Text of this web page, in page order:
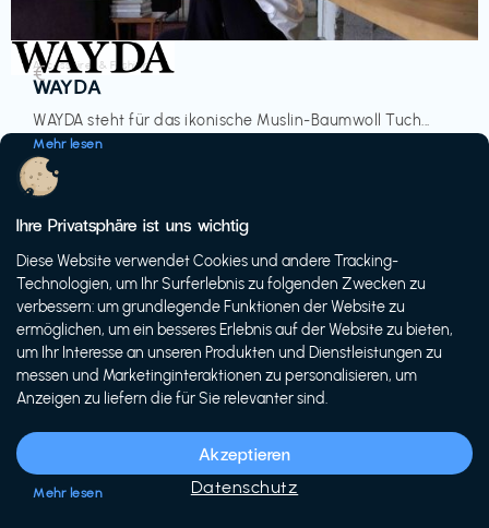
Accessoires & Fashion
WAYDA
WAYDA steht für das ikonische Muslin-Baumwoll Tuch...
Mehr lesen
€‎
-20%
Siech Cycles
Entdecke den Schweizer Brand für urbane Fahrräder...
Mehr lesen
Ihre Privatsphäre ist uns wichtig
Diese Website verwendet Cookies und andere Tracking-
Technologien, um Ihr Surferlebnis zu folgenden Zwecken zu
verbessern: um grundlegende Funktionen der Website zu
ermöglichen, um ein besseres Erlebnis auf der Website zu bieten,
um Ihr Interesse an unseren Produkten und Dienstleistungen zu
messen und Marketinginteraktionen zu personalisieren, um
Anzeigen zu liefern die für Sie relevanter sind.
Akzeptieren
Datenschutz